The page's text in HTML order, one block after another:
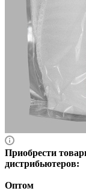
Приобрести
дистрибьютеров:
Оптом